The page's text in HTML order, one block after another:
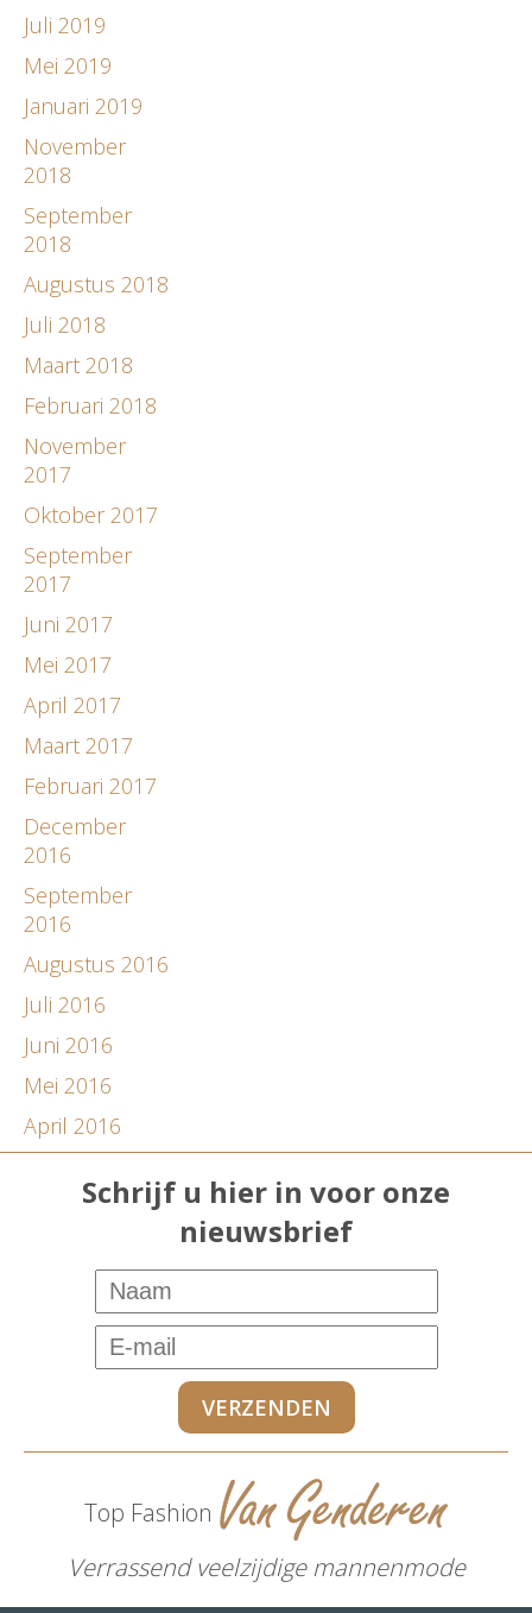
Juli 2019
Mei 2019
Januari 2019
November
2018
September
2018
Augustus 2018
Juli 2018
Maart 2018
Februari 2018
November
2017
Oktober 2017
September
2017
Juni 2017
Mei 2017
April 2017
Maart 2017
Februari 2017
December
2016
September
2016
Augustus 2016
Juli 2016
Juni 2016
Mei 2016
April 2016
Schrijf u hier in voor onze
nieuwsbrief
Top Fashion
Verrassend veelzijdige mannenmode